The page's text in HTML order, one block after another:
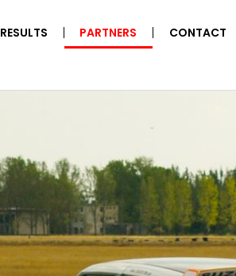
RESULTS PARTNERS CONTACT